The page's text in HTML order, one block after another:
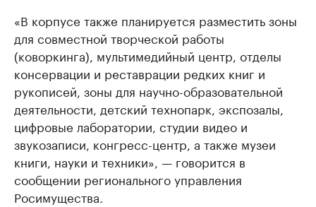
«В корпусе также планируется разместить зоны
для совместной творческой работы
(коворкинга), мультимедийный центр, отделы
консервации и реставрации редких книг и
рукописей, зоны для научно-образовательной
деятельности, детский технопарк, экспозалы,
цифровые лаборатории, студии видео и
звукозаписи, конгресс-центр, а также музеи
книги, науки и техники», — говорится в
сообщении регионального управления
Росимущества.